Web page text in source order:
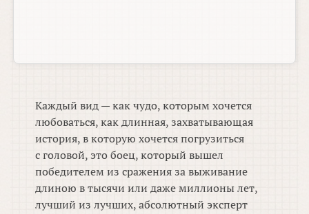
Каждый вид — как чудо, которым хочется
любоваться, как длинная, захватывающая
история, в которую хочется погрузиться
с головой, это боец, который вышел
победителем из сражения за выживание
длиною в тысячи или даже миллионы лет,
лучший из лучших, абсолютный эксперт